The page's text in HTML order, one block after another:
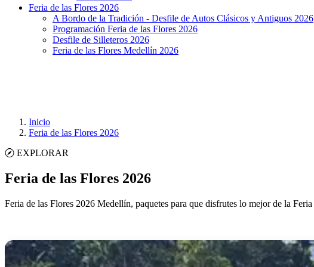
Feria de las Flores 2026
A Bordo de la Tradición - Desfile de Autos Clásicos y Antiguos 2026
Programación Feria de las Flores 2026
Desfile de Silleteros 2026
Feria de las Flores Medellín 2026
Inicio
Feria de las Flores 2026
EXPLORAR
Feria de las Flores 2026
Feria de las Flores 2026 Medellín, paquetes para que disfrutes lo mejor de la Feria